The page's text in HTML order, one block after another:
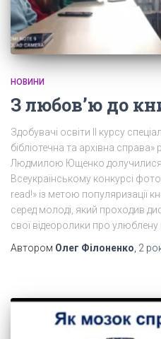
НОВИНИ
З любов’ю до
Здобувачі освіти II курсу
бібліотечна та архівна
Людмилою Ющенко долучилися
Всеукраїнському конкурсі
read!» із метою популяризації
серед молоді, який проходив
свої відеоролики про улюблену
Автором Олег Філоненко 2